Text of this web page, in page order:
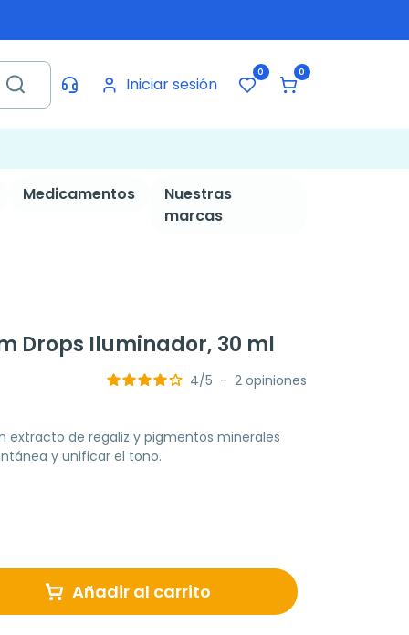
Iniciar sesión
0 0
Medicamentos
Nuestras
marcas
Drops Iluminador, 30 ml
4/5 - 2 opiniones
extracto de regaliz y pigmentos minerales
y unificar el tono.
Añadir al carrito